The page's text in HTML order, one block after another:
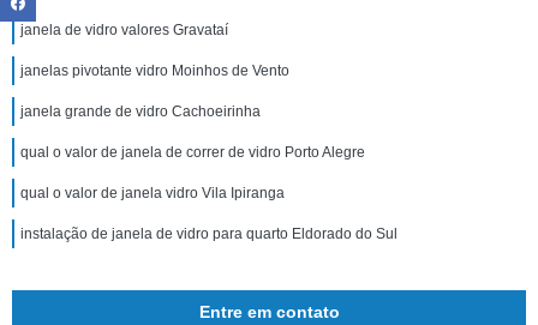
janela de vidro valores Gravataí
janelas pivotante vidro Moinhos de Vento
janela grande de vidro Cachoeirinha
qual o valor de janela de correr de vidro Porto Alegre
qual o valor de janela vidro Vila Ipiranga
instalação de janela de vidro para quarto Eldorado do Sul
Entre em contato